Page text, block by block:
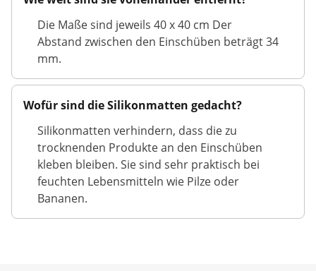
Die Maße sind jeweils 40 x 40 cm Der
Abstand zwischen den Einschüben beträgt 34
mm.
Wofür sind die Silikonmatten gedacht?
Silikonmatten verhindern, dass die zu
trocknenden Produkte an den Einschüben
kleben bleiben. Sie sind sehr praktisch bei
feuchten Lebensmitteln wie Pilze oder
Bananen.